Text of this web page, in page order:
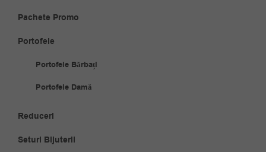
Pachete Promo
Portofele
Portofele Bărbați
Portofele Damă
Reduceri
Seturi Bijuterii